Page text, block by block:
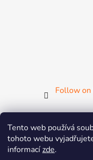
Tento web používá
tohoto webu
informacízde.
Follow on
ČGF ČSMG